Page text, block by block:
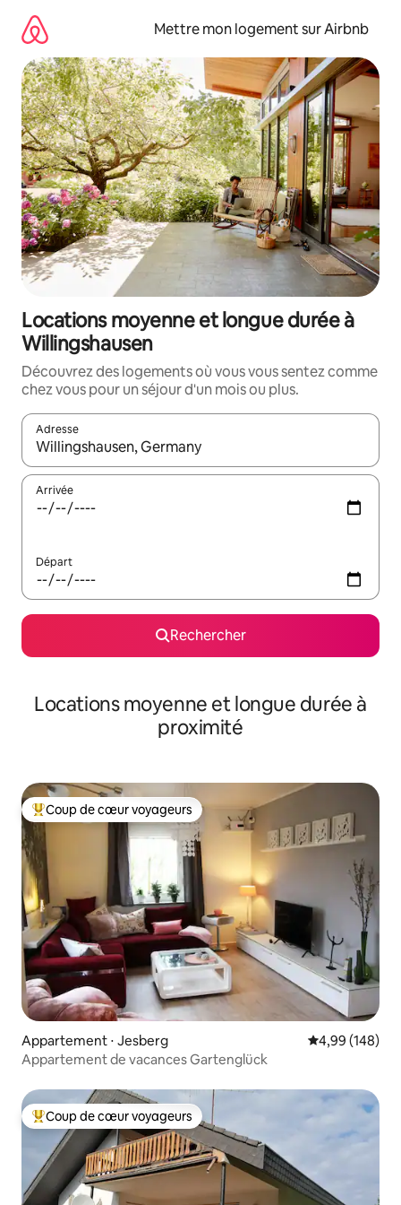
directement
contenu
Mettre mon logement sur Airbnb
Locations moyenne et longue durée à
Willingshausen
Découvrez des logements où vous vous sentez comme
chez vous pour un séjour d'un mois ou plus.
Adresse
Lorsque les résultats s'affichent, utilisez les flèches vers le
Arrivée
Départ
Rechercher
Locations moyenne et longue durée à
proximité
Coups de cœur voyageurs les plus appréciés
Coup de cœur voyageurs
Appartement ⋅ Jesberg Évaluation
4,99 (148)
Appartement de vacances Gartenglück
Coups de cœur voyageurs les plus appréciés
Coup de cœur voyageurs